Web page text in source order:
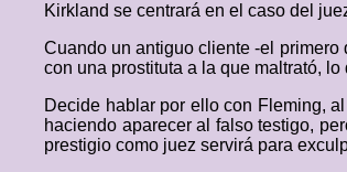
Kirkland se centrará en el caso del
Cuando un antiguo cliente -el
con una prostituta a la que maltrató,
Decide hablar por ello con Fleming,
haciendo aparecer al falso testigo,
prestigio como juez servirá para